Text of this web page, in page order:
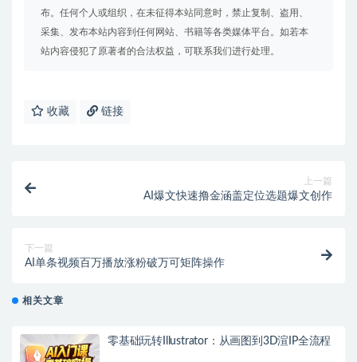
布。任何个人或组织，在未征得本站同意时，禁止复制、盗用、
采集、发布本站内容到任何网站、书籍等各类媒体平台。如若本
站内容侵犯了原著者的合法权益，可联系我们进行处理。
收藏 链接
上一篇
AI爆文快速撸金涵盖定位选题爆文创作
下一篇
AI单条视频百万播放涨粉破万可矩阵操作
相关文章
零基础玩转Illustrator：从画图到3D渲IP全流程